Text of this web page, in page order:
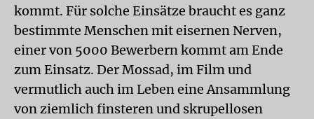
kommt. Für solche Einsätze braucht es ganz
bestimmte Menschen mit eisernen Nerven,
einer von 5000 Bewerbern kommt am Ende
zum Einsatz. Der Mossad, im Film und
vermutlich auch im Leben eine Ansammlung
von ziemlich finsteren und skrupellosen